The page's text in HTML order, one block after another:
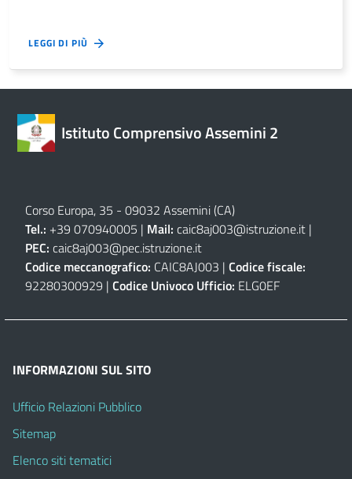
LEGGI DI PIÙ
Istituto Comprensivo Assemini 2
Corso Europa, 35 - 09032 Assemini (CA)
Tel.: +39 070940005 | Mail: caic8aj003@istruzione.it |
PEC: caic8aj003@pec.istruzione.it
Codice meccanografico: CAIC8AJ003 | Codice fiscale:
92280300929 | Codice Univoco Ufficio: ELG0EF
INFORMAZIONI SUL SITO
Ufficio Relazioni Pubblico
Sitemap
Elenco siti tematici